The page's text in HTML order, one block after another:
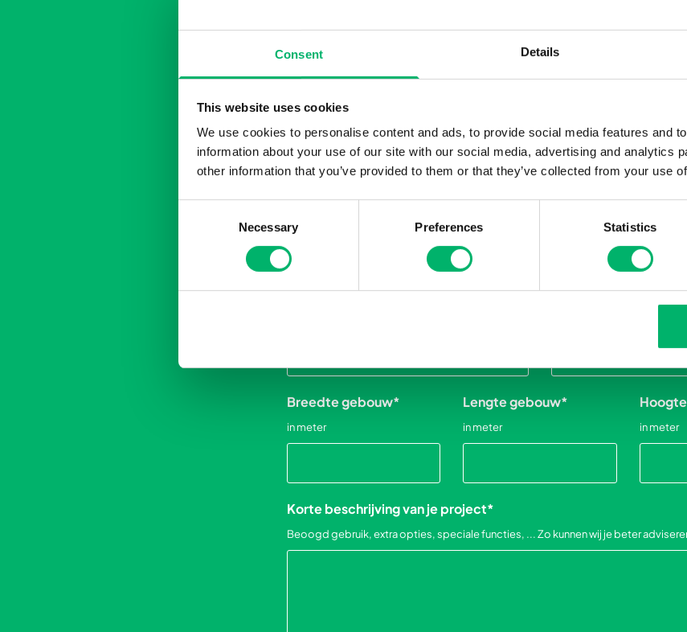
Consent Details
This website uses cookies
We use cookies to personalise content and ads, to provide social media features and
information about your use of our site with our social media, advertising and analytics
other information that you’ve provided to them or that they’ve collected from your use
Necessary Preferences Statistics
Postcode* Gemeente*
Land*
OVER JE PROJECT
Wie doet de aanvraag?* Lastenboek
Breedte gebouw*
in meter
Lengte gebouw*
in meter in meter
Korte beschrijving van je project*
Beoogd gebruik, extra opties, speciale functies, ... Zo kunnen wij je beter